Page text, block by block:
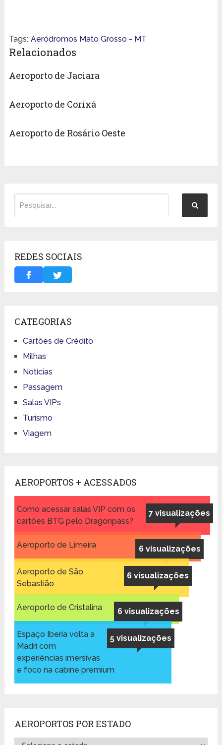
Tags: Aeródromos Mato Grosso - MT
Relacionados
Aeroporto de Jaciara
Aeroporto de Corixá
Aeroporto de Rosário Oeste
REDES SOCIAIS
CATEGORIAS
Cartões de Crédito
Milhas
Notícias
Passagem
Salas VIPs
Turismo
Viagem
AEROPORTOS + ACESSADOS
7 visualizações
Como acessar salas VIP com os
cartões BTG pelo Dragonpass?
6 visualizações
Aeroporto de Limeira
6 visualizações
Aeroporto de São
Sebastião
6 visualizações
Aeroporto de Cristalina
5 visualizações
Espaço Iberia volta a
Madri com
experiências imersivas
e foco na cabine premium
AEROPORTOS POR ESTADO
Aeroportos